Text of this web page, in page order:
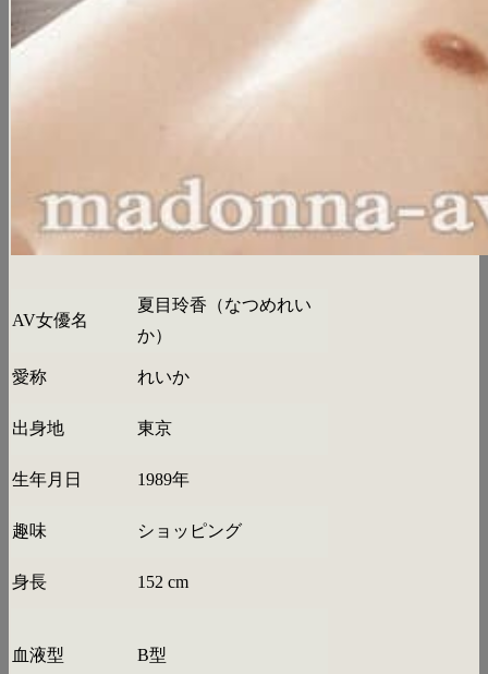
AV女優名
夏目玲香（なつめれい
か）
愛称 れいか
出身地 東京
生年月日 1989年
趣味 ショッピング
身長 152 cm
血液型 B型